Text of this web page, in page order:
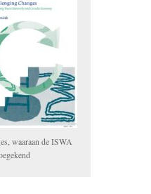
waaraan de ISWA